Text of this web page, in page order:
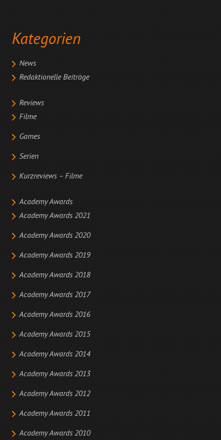
Kategorien
News
Redaktionelle Beiträge
Reviews
Filme
Games
Serien
Kurzreviews – Filme
Academy Awards
Academy Awards 2021
Academy Awards 2020
Academy Awards 2019
Academy Awards 2018
Academy Awards 2017
Academy Awards 2016
Academy Awards 2015
Academy Awards 2014
Academy Awards 2013
Academy Awards 2012
Academy Awards 2011
Academy Awards 2010